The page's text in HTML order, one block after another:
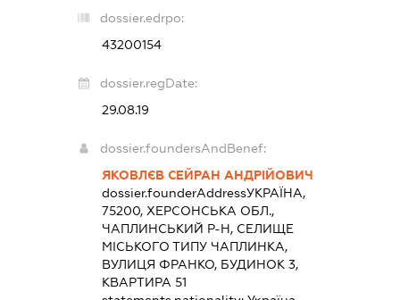
dossier.edrpo:
43200154
dossier.regDate:
29.08.19
dossier.foundersAndBenef:
ЯКОВЛЄВ СЕЙРАН АНДРІЙОВИЧ
dossier.founderAddressУКРАЇНА,
75200, ХЕРСОНСЬКА ОБЛ.,
ЧАПЛИНСЬКИЙ Р-Н, СЕЛИЩЕ
МІСЬКОГО ТИПУ ЧАПЛИНКА,
ВУЛИЦЯ ФРАНКО, БУДИНОК 3,
КВАРТИРА 51